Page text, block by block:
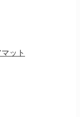
ット